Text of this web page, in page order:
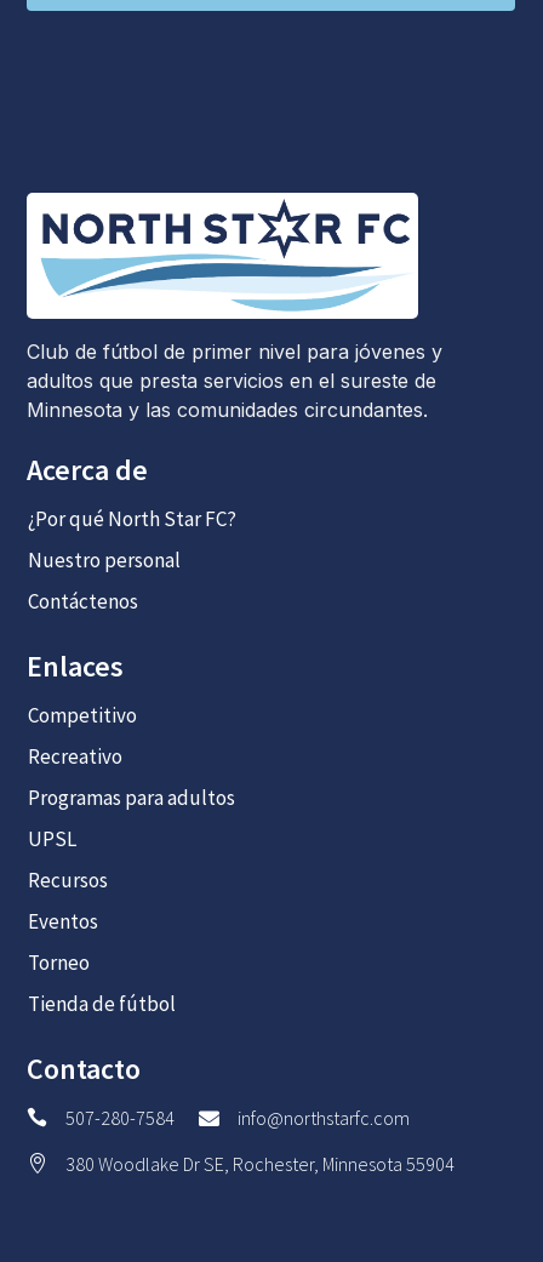
Club de fútbol de primer nivel para jóvenes y
adultos que presta servicios en el sureste de
Minnesota y las comunidades circundantes.
Acerca de
¿Por qué North Star FC?
Nuestro personal
Contáctenos
Enlaces
Competitivo
Recreativo
Programas para adultos
UPSL
Recursos
Eventos
Torneo
Tienda de fútbol
Contacto
 507-280-7584  info@northstarfc.com
 380 Woodlake Dr SE, Rochester, Minnesota 55904